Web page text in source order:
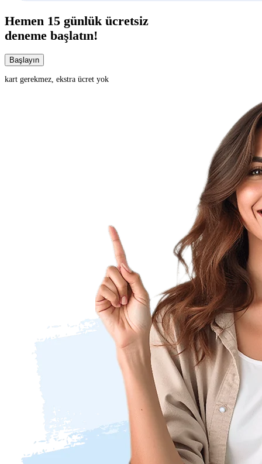
Hemen 15 günlük ücretsiz
deneme başlatın!
Başlayın
kart gerekmez, ekstra ücret yok